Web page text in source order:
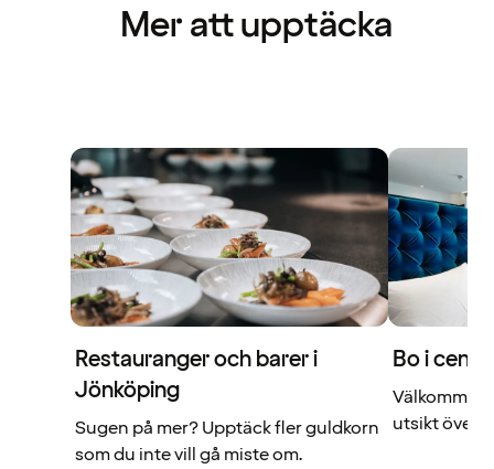
Mer att upptäcka
Restauranger och barer i
Jönköping
Sugen på mer? Upptäck fler guldkorn
som du inte vill gå miste om.
Bo i
utsikt över